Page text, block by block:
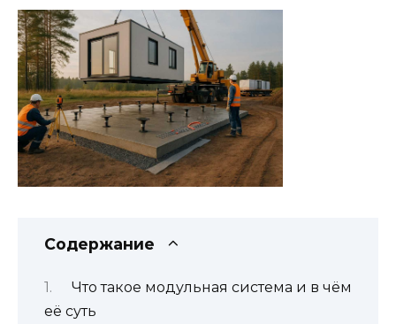
Содержание
Что такое модульная система и в чём
её суть